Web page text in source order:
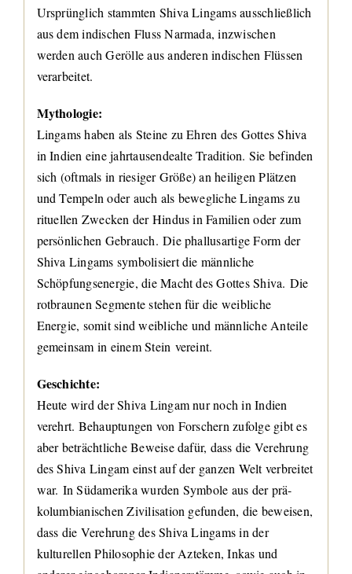
Ursprünglich stammten Shiva Lingams ausschließlich
aus dem indischen Fluss Narmada, inzwischen
werden auch Gerölle aus anderen indischen Flüssen
verarbeitet.
Mythologie:
Lingams haben als Steine zu Ehren des Gottes Shiva
in Indien eine jahrtausendealte Tradition. Sie befinden
sich (oftmals in riesiger Größe) an heiligen Plätzen
und Tempeln oder auch als bewegliche Lingams zu
rituellen Zwecken der Hindus in Familien oder zum
persönlichen Gebrauch. Die phallusartige Form der
Shiva Lingams symbolisiert die männliche
Schöpfungsenergie, die Macht des Gottes Shiva. Die
rotbraunen Segmente stehen für die weibliche
Energie, somit sind weibliche und männliche Anteile
gemeinsam in einem Stein vereint.
Geschichte:
Heute wird der Shiva Lingam nur noch in Indien
verehrt. Behauptungen von Forschern zufolge gibt es
aber beträchtliche Beweise dafür, dass die Verehrung
des Shiva Lingam einst auf der ganzen Welt verbreitet
war. In Südamerika wurden Symbole aus der prä-
kolumbianischen Zivilisation gefunden, die beweisen,
dass die Verehrung des Shiva Lingams in der
kulturellen Philosophie der Azteken, Inkas und